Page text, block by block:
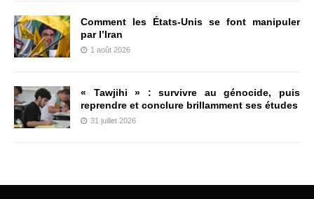
Comment les États-Unis se font manipuler
par l’Iran
1 août 2026
« Tawjihi » : survivre au génocide, puis
reprendre et conclure brillamment ses études
31 juillet 2026